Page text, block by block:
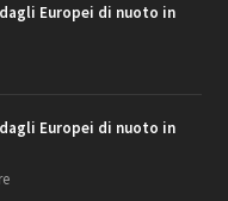
Europei di nuoto in
Europei di nuoto in